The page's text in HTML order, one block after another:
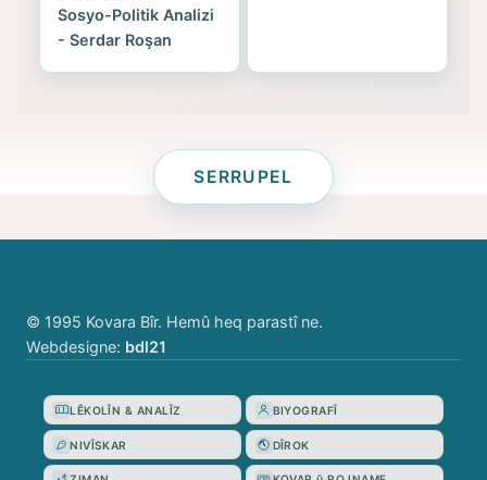
Sosyo-Politik Analizi
- Serdar Roşan
SERRUPEL
© 1995 Kovara Bîr. Hemû heq parastî ne.
Webdesigne: bdl21
LÊKOLÎN & ANALÎZ BIYOGRAFÎ
NIVÎSKAR DÎROK